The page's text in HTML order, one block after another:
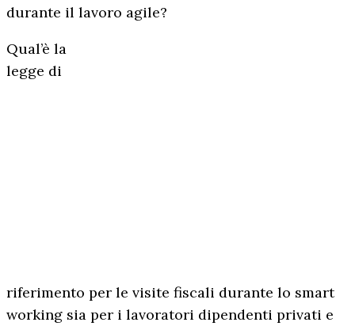
durante il lavoro agile?
Qual’è la
legge di
riferimento per le visite fiscali durante lo smart
working sia per i lavoratori dipendenti privati e